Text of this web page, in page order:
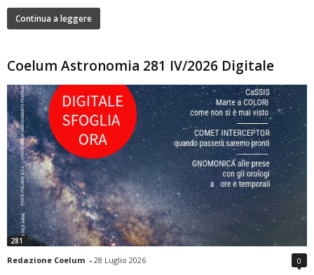
Continua a leggere
Coelum Astronomia 281 IV/2026 Digitale
281
Redazione Coelum - 28 Luglio 2026 0